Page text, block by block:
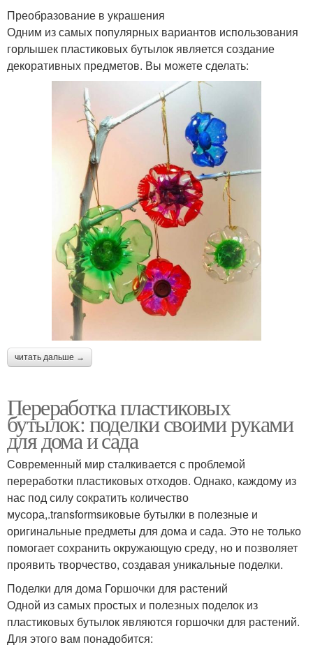
Преобразование в украшения
Одним из самых популярных вариантов использования
горлышек пластиковых бутылок является создание
декоративных предметов. Вы можете сделать:
читать дальше →
Переработка пластиковых
бутылок: поделки своими руками
для дома и сада
Современный мир сталкивается с проблемой
переработки пластиковых отходов. Однако, каждому из
нас под силу сократить количество
мусора,.transformsиковые бутылки в полезные и
оригинальные предметы для дома и сада. Это не только
помогает сохранить окружающую среду, но и позволяет
проявить творчество, создавая уникальные поделки.
Поделки для дома Горшочки для растений
Одной из самых простых и полезных поделок из
пластиковых бутылок являются горшочки для растений.
Для этого вам понадобится: